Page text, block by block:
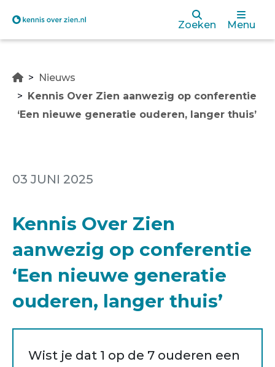
Overslaan
de
inhoud
Zoeken Menu
Nieuws
Kennis Over Zien aanwezig op conferentie
‘Een nieuwe generatie ouderen, langer thuis’
03 JUNI 2025
Kennis Over Zien
aanwezig op conferentie
‘Een nieuwe generatie
ouderen, langer thuis’
Wist je dat 1 op de 7 ouderen een